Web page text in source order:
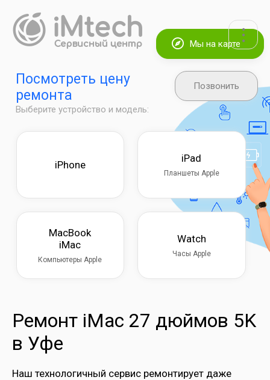
Мы на карте
Позвонить
Посмотреть цену
ремонта
Выберите устройство и модель:
iPhone
iPad
Планшеты Apple
MacBook
iMac
Компьютеры Apple
Watch
Часы Apple
Ремонт iMac 27 дюймов 5K
в Уфе
Наш технологичный сервис ремонтирует даже